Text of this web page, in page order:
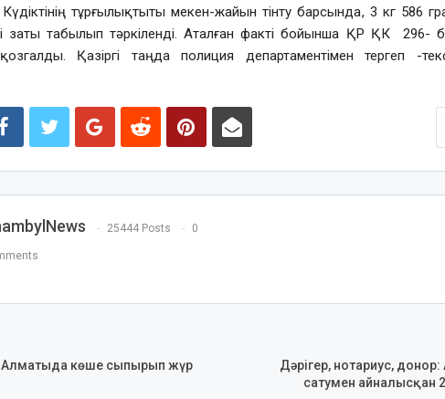
тұрғылықтыты мекен-жайын тiнту барсында, 3 кг 586
заты табылып тәркiлендi. Аталған факті бойынша ҚР ҚК 296-
Қазiргi таңда полиция департаментімен тергеп -
25444 Posts 0
Алматыда көше сыпырып жүр
Дәрігер, нотариус,
сатумен айналысқан